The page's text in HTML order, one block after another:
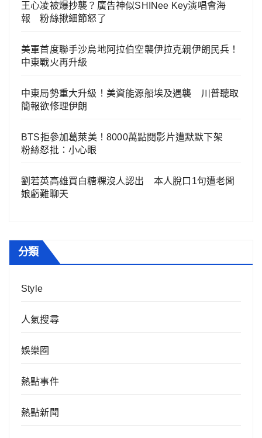
王心凌被爆抄襲？廣告神似SHINee Key演唱會海
報 粉絲揪細節怒了
美軍首度聯手沙烏地阿拉伯空襲伊拉克親伊朗民兵！
中東戰火再升級
中東局勢重大升級！美資能源船埃及遇襲 川普聽取
簡報欲修理伊朗
BTS拒參加葛萊美！8000萬點閱影片遭默默下架
粉絲怒批：小心眼
劉若英高雄買白糖粿沒人認出 本人脫口1句遭老闆
娘虧難聊天
分類
Style
人氣搜尋
娛樂圈
熱點事件
熱點新聞